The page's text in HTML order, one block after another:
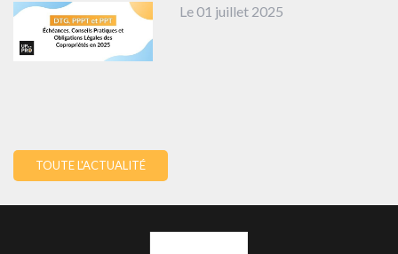
Le 01 juillet 2025
TOUTE L'ACTUALITÉ